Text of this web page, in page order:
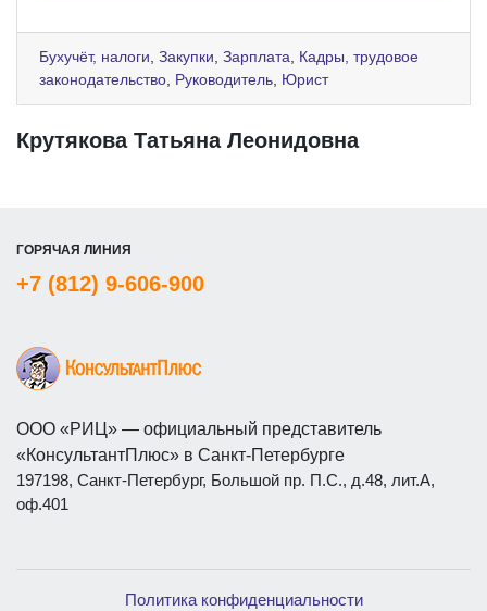
Бухучёт, налоги Закупки Зарплата
Кадры, трудовое
законодательство Руководитель Юрист
Крутякова Татьяна Леонидовна
ГОРЯЧАЯ ЛИНИЯ
+7 (812) 9-606-900
ООО «РИЦ» — официальный представитель
«КонсультантПлюс» в Санкт-Петербурге
197198, Санкт-Петербург, Большой пр. П.С., д.48, лит.А,
оф.401
Политика конфиденциальности